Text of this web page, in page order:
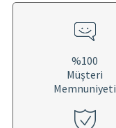
%100
Müşteri
Memnuniyeti